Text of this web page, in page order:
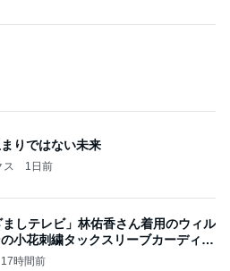
りではない未来
ス 1日前
しテレビ」林佑香さん着用のウィル
小花刺繍タックスリーブカーディガ
17時間前